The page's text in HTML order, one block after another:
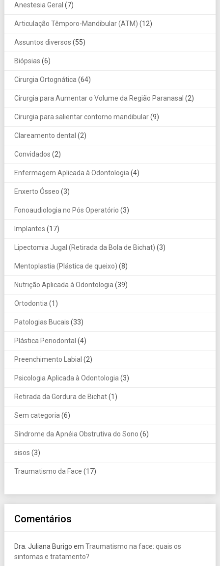
Anestesia Geral (7)
Articulação Têmporo-Mandibular (ATM) (12)
Assuntos diversos (55)
Biópsias (6)
Cirurgia Ortognática (64)
Cirurgia para Aumentar o Volume da Região Paranasal (2)
Cirurgia para salientar contorno mandibular(9)
Clareamento dental (2)
Convidados (2)
Enfermagem Aplicada à Odontologia (4)
Enxerto Ósseo (3)
Fonoaudiologia no Pós Operatório (3)
Implantes (17)
Lipectomia Jugal (Retirada da Bola de Bichat) (3)
Mentoplastia (Plástica de queixo) (8)
Nutrição Aplicada à Odontologia (39)
Ortodontia (1)
Patologias Bucais (33)
Plástica Periodontal (4)
Preenchimento Labial (2)
Psicologia Aplicada à Odontologia (3)
Retirada da Gordura de Bichat(1)
Sem categoria (6)
Síndrome da Apnéia Obstrutiva do Sono (6)
sisos (3)
Traumatismo da Face (17)
Comentários
Dra. Juliana Burigo em Traumatismo na face: quais os
sintomas e tratamento?